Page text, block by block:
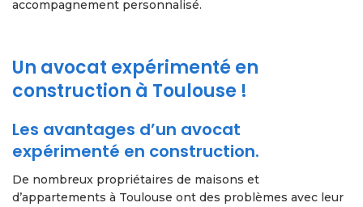
accompagnement personnalisé.
Un avocat expérimenté en
construction à Toulouse !
Les avantages d’un avocat
expérimenté en construction.
De nombreux propriétaires de maisons et
d’appartements à Toulouse ont des problèmes avec leur